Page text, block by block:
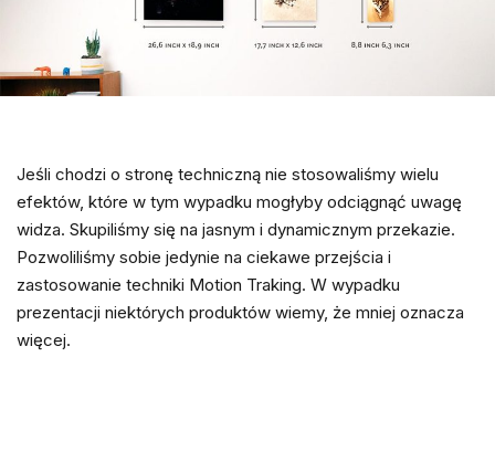
Jeśli chodzi o stronę techniczną nie stosowaliśmy wielu
efektów, które w tym wypadku mogłyby odciągnąć uwagę
widza. Skupiliśmy się na jasnym i dynamicznym przekazie.
Pozwoliliśmy sobie jedynie na ciekawe przejścia i
zastosowanie techniki Motion Traking. W wypadku
prezentacji niektórych produktów wiemy, że mniej oznacza
więcej.